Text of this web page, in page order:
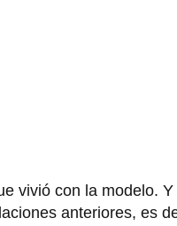
vivió con la modelo.
anteriores, es